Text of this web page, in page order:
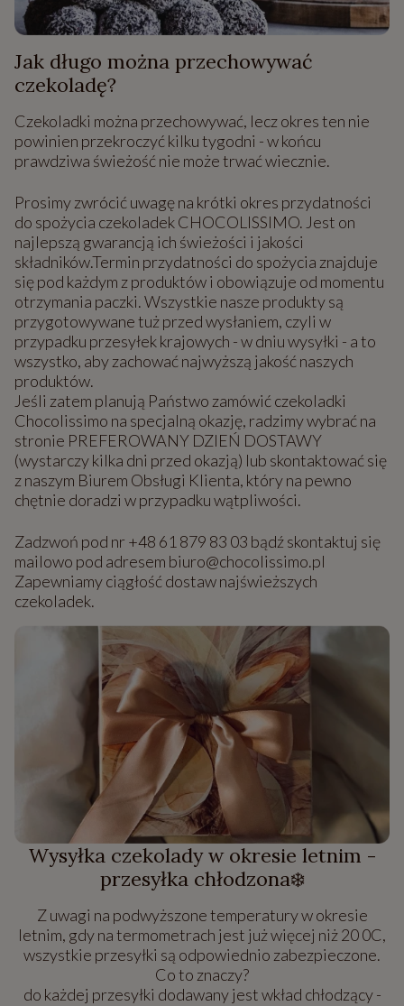
Jak długo można przechowywać
czekoladę?
Czekoladki można przechowywać, lecz okres ten nie
powinien przekroczyć kilku tygodni - w końcu
prawdziwa świeżość nie może trwać wiecznie.
Prosimy zwrócić uwagę na krótki okres przydatności
do spożycia czekoladek CHOCOLISSIMO. Jest on
najlepszą gwarancją ich świeżości i jakości
składników.Termin przydatności do spożycia znajduje
się pod każdym z produktów i obowiązuje od momentu
otrzymania paczki. Wszystkie nasze produkty są
przygotowywane tuż przed wysłaniem, czyli w
przypadku przesyłek krajowych - w dniu wysyłki - a to
wszystko, aby zachować najwyższą jakość naszych
produktów.
Jeśli zatem planują Państwo zamówić czekoladki
Chocolissimo na specjalną okazję, radzimy wybrać na
stronie PREFEROWANY DZIEŃ DOSTAWY
(wystarczy kilka dni przed okazją) lub skontaktować się
z naszym Biurem Obsługi Klienta, który na pewno
chętnie doradzi w przypadku wątpliwości.
Zadzwoń pod nr +48 61 879 83 03 bądź skontaktuj się
mailowo pod adresem biuro@chocolissimo.pl
Zapewniamy ciągłość dostaw najświeższych
czekoladek.
Wysyłka czekolady w okresie letnim -
przesyłka chłodzona❄️
Z uwagi na podwyższone temperatury w okresie
letnim, gdy na termometrach jest już więcej niż 20 0C,
wszystkie przesyłki są odpowiednio zabezpieczone.
Co to znaczy?
do każdej przesyłki dodawany jest wkład chłodzący -